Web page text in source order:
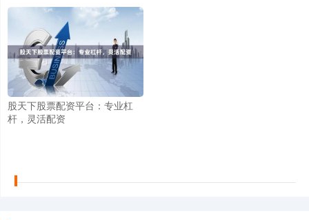
股天下股票配资平台：专业杠
杆，灵活配资